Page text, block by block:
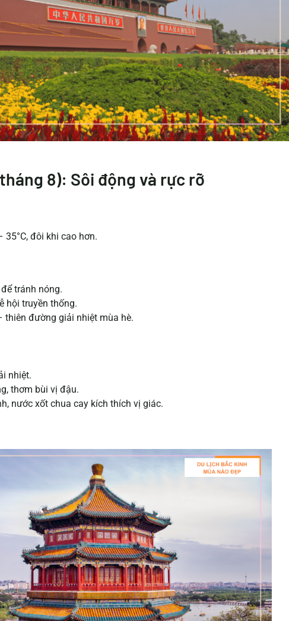
8): Sôi động và rực rỡ
35°C, đôi khi cao hơn.
tránh nóng.
hội truyền thống.
thiên đường giải nhiệt mùa hè.
nhiệt.
thơm bùi vị đậu.
nước xốt chua cay kích thích vị giác.